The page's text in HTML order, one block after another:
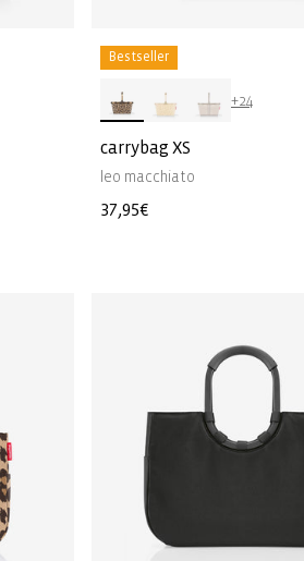
Bestseller
+24
carrybag XS
leo macchiato
Normale
37,95€